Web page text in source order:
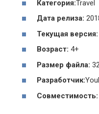
Категория:Travel
Дата релиза:
Текущая версия:
Возраст: 4+
Размер файла:
Разработчик:
Совместимость: